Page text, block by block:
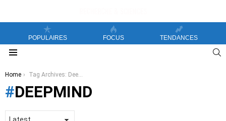
POPULAIRES FOCUS TENDANCES
You are here:
Home Tag Archives: DeepMind
DEEPMIND